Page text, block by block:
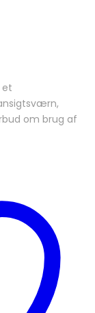
et
om brug af